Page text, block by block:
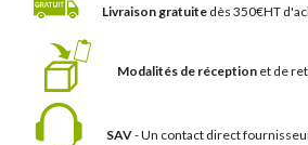
Livraison gratuite dès 350€HT
Modalités de réception et de
SAV- Un contact direct